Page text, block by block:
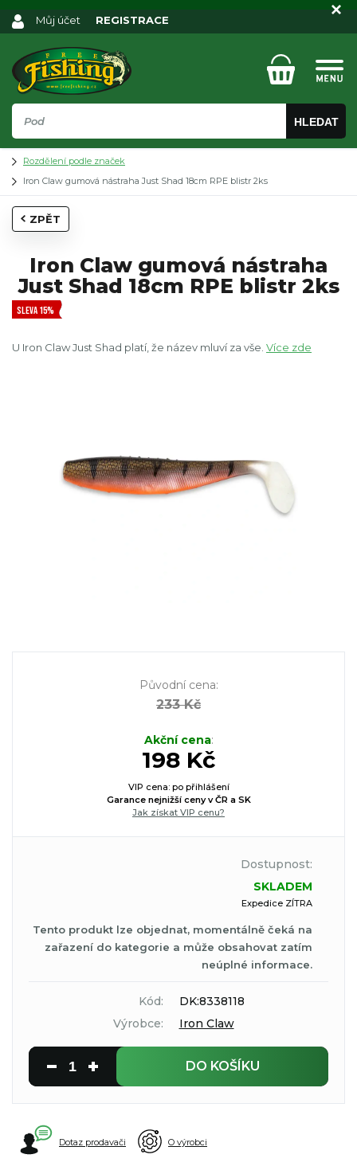
HLEDAT
Můj účet REGISTRACE
Rozdělení podle značek
Iron Claw gumová nástraha Just Shad 18cm RPE blistr 2ks
ZPĚT
Iron Claw gumová nástraha
Just Shad 18cm RPE blistr 2ks
SLEVA 15%
U Iron Claw Just Shad platí, že název mluví za vše. Více zde
Původní cena:
233 Kč
Akční cena:
198 Kč
VIP cena: po přihlášení
Garance nejnižší ceny v ČR a SK
Jak získat VIP cenu?
Dostupnost:
SKLADEM
Expedice ZÍTRA
Tento produkt lze objednat, momentálně čeká na
zařazení do kategorie a může obsahovat zatím
neúplné informace.
Kód:
DK:8338118
Výrobce:
Iron Claw
DO KOŠÍKU
Dotaz prodavači O výrobci